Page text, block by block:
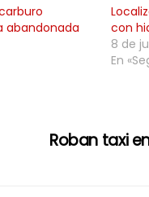
abandonada
con
8 de
En
Roban taxi